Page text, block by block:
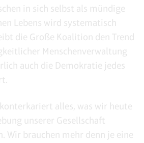
in sich selbst als mündige
Lebens wird systematisch
die Große Koalition den Trend
Menschenverwaltung
auch die Demokratie jedes
alles, was wir heute
unserer Gesellschaft
Wir brauchen mehr denn je eine